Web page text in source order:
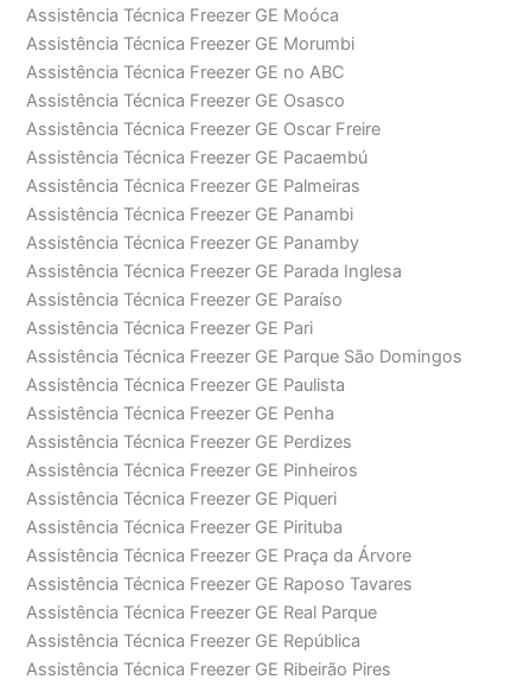
Assistência Técnica Freezer GE Moóca
Assistência Técnica Freezer GE Morumbi
Assistência Técnica Freezer GE no ABC
Assistência Técnica Freezer GE Osasco
Assistência Técnica Freezer GE Oscar Freire
Assistência Técnica Freezer GE Pacaembú
Assistência Técnica Freezer GE Palmeiras
Assistência Técnica Freezer GE Panambi
Assistência Técnica Freezer GE Panamby
Assistência Técnica Freezer GE Parada Inglesa
Assistência Técnica Freezer GE Paraíso
Assistência Técnica Freezer GE Pari
Assistência Técnica Freezer GE Parque São Domingos
Assistência Técnica Freezer GE Paulista
Assistência Técnica Freezer GE Penha
Assistência Técnica Freezer GE Perdizes
Assistência Técnica Freezer GE Pinheiros
Assistência Técnica Freezer GE Piqueri
Assistência Técnica Freezer GE Pirituba
Assistência Técnica Freezer GE Praça da Árvore
Assistência Técnica Freezer GE Raposo Tavares
Assistência Técnica Freezer GE Real Parque
Assistência Técnica Freezer GE República
Assistência Técnica Freezer GE Ribeirão Pires